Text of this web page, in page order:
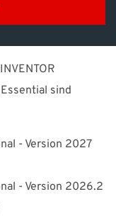
France
sind
- Version 2027
- Version 2026.2